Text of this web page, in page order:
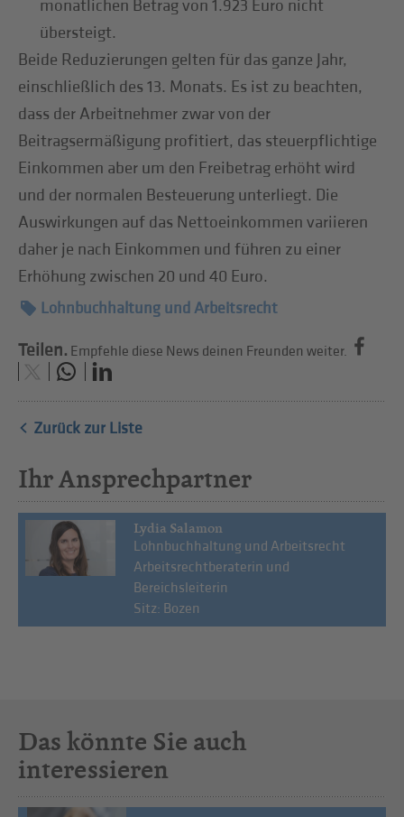
monatlichen Betrag von 1.923 Euro nicht
übersteigt.
Beide Reduzierungen gelten für das ganze Jahr,
einschließlich des 13. Monats. Es ist zu beachten,
dass der Arbeitnehmer zwar von der
Beitragsermäßigung profitiert, das steuerpflichtige
Einkommen aber um den Freibetrag erhöht wird
und der normalen Besteuerung unterliegt. Die
Auswirkungen auf das Nettoeinkommen variieren
daher je nach Einkommen und führen zu einer
Erhöhung zwischen 20 und 40 Euro.
Lohnbuchhaltung und Arbeitsrecht
Teilen. Empfehle diese News deinen Freunden weiter.
Zurück zur Liste
Ihr Ansprechpartner
Lydia Salamon
Lohnbuchhaltung und Arbeitsrecht
Arbeitsrechtberaterin und
Bereichsleiterin
Sitz: Bozen
Das könnte Sie auch
interessieren